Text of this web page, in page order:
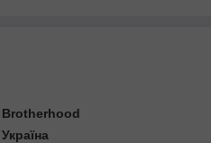
Brotherhood
Україна